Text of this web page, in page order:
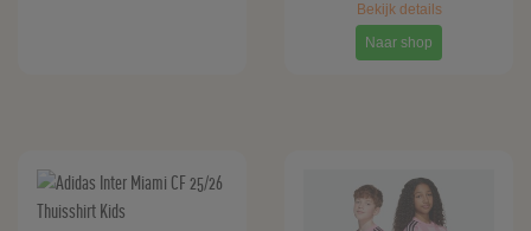
Bekijk details
Naar shop